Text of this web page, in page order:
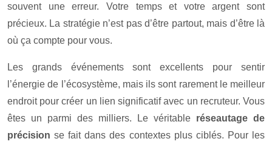
souvent une erreur. Votre temps et votre argent sont
précieux. La stratégie n’est pas d’être partout, mais d’être là
où ça compte pour vous.
Les grands événements sont excellents pour sentir
l’énergie de l’écosystème, mais ils sont rarement le meilleur
endroit pour créer un lien significatif avec un recruteur. Vous
êtes un parmi des milliers. Le véritable réseautage de
précision se fait dans des contextes plus ciblés. Pour les